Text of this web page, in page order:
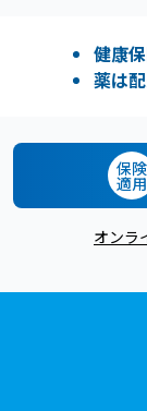
健康
薬は
保険
適用
オンラ